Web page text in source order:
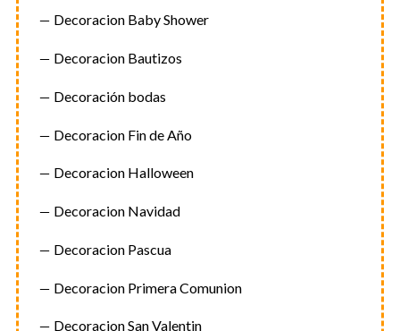
Decoracion Baby Shower
Decoracion Bautizos
Decoración bodas
Decoracion Fin de Año
Decoracion Halloween
Decoracion Navidad
Decoracion Pascua
Decoracion Primera Comunion
Decoracion San Valentin